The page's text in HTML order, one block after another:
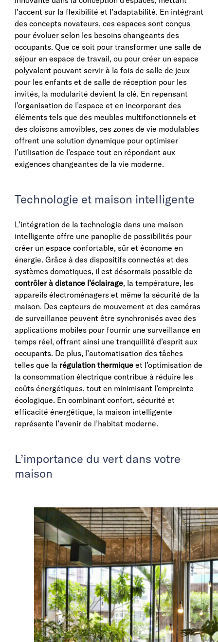
l’accent sur la flexibilité et l’adaptabilité. En intégrant
des concepts novateurs, ces espaces sont conçus
pour évoluer selon les besoins changeants des
occupants. Que ce soit pour transformer une salle de
séjour en espace de travail, ou pour créer un espace
polyvalent pouvant servir à la fois de salle de jeux
pour les enfants et de salle de réception pour les
invités, la modularité devient la clé. En repensant
l’organisation de l’espace et en incorporant des
éléments tels que des meubles multifonctionnels et
des cloisons amovibles, ces zones de vie modulables
offrent une solution dynamique pour optimiser
l’utilisation de l’espace tout en répondant aux
exigences changeantes de la vie moderne.
Technologie et maison intelligente
L’intégration de la technologie dans une maison
intelligente offre une panoplie de possibilités pour
créer un espace confortable, sûr et économe en
énergie. Grâce à des dispositifs connectés et des
systèmes domotiques, il est désormais possible de
contrôler à distance l’éclairage, la température, les
appareils électroménagers et même la sécurité de la
maison. Des capteurs de mouvement et des caméras
de surveillance peuvent être synchronisés avec des
applications mobiles pour fournir une surveillance en
temps réel, offrant ainsi une tranquillité d’esprit aux
occupants. De plus, l’automatisation des tâches
telles que la régulation thermique et l’optimisation de
la consommation électrique contribue à réduire les
coûts énergétiques, tout en minimisant l’empreinte
écologique. En combinant confort, sécurité et
efficacité énergétique, la maison intelligente
représente l’avenir de l’habitat moderne.
L’importance du vert dans votre
maison